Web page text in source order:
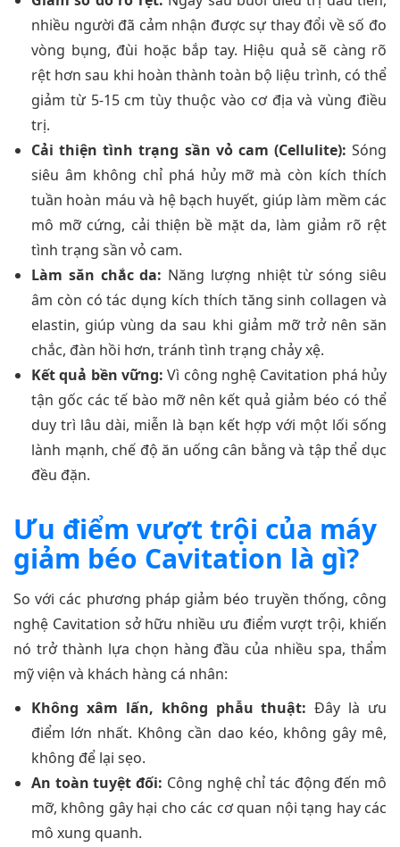
nhiều người đã cảm nhận được sự thay đổi về số đo
vòng bụng, đùi hoặc bắp tay. Hiệu quả sẽ càng rõ
rệt hơn sau khi hoàn thành toàn bộ liệu trình, có thể
giảm từ 5-15 cm tùy thuộc vào cơ địa và vùng điều
trị.
Cải thiện tình trạng sần vỏ cam (Cellulite): Sóng
siêu âm không chỉ phá hủy mỡ mà còn kích thích
tuần hoàn máu và hệ bạch huyết, giúp làm mềm các
mô mỡ cứng, cải thiện bề mặt da, làm giảm rõ rệt
tình trạng sần vỏ cam.
Làm săn chắc da: Năng lượng nhiệt từ sóng siêu
âm còn có tác dụng kích thích tăng sinh collagen và
elastin, giúp vùng da sau khi giảm mỡ trở nên săn
chắc, đàn hồi hơn, tránh tình trạng chảy xệ.
Kết quả bền vững: Vì công nghệ Cavitation phá hủy
tận gốc các tế bào mỡ nên kết quả giảm béo có thể
duy trì lâu dài, miễn là bạn kết hợp với một lối sống
lành mạnh, chế độ ăn uống cân bằng và tập thể dục
đều đặn.
Ưu điểm vượt trội của máy
giảm béo Cavitation là gì?
So với các phương pháp giảm béo truyền thống, công
nghệ Cavitation sở hữu nhiều ưu điểm vượt trội, khiến
nó trở thành lựa chọn hàng đầu của nhiều spa, thẩm
mỹ viện và khách hàng cá nhân:
Không xâm lấn, không phẫu thuật: Đây là ưu
điểm lớn nhất. Không cần dao kéo, không gây mê,
không để lại sẹo.
An toàn tuyệt đối: Công nghệ chỉ tác động đến mô
mỡ, không gây hại cho các cơ quan nội tạng hay các
mô xung quanh.